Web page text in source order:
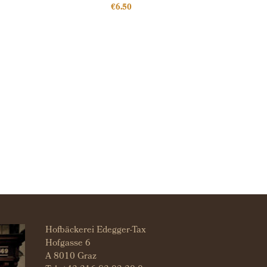
€6.50
Hofbäckerei Edegger-Tax
Hofgasse 6
A 8010 Graz